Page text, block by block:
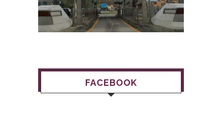
FACEBOOK